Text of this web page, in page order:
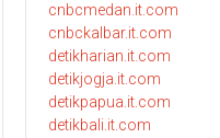
cnbcmedan.it.com
cnbckalbar.it.com
detikharian.it.com
detikjogja.it.com
detikpapua.it.com
detikbali.it.com